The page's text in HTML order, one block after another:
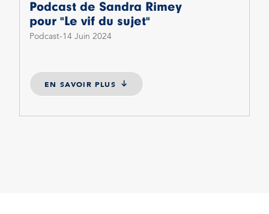
Podcast de Sandra Rimey
pour "Le vif du sujet"
Podcast 14 Juin 2024
EN SAVOIR PLUS